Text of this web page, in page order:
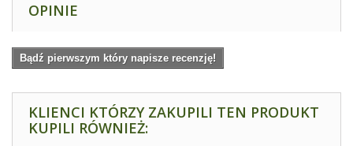
OPINIE
Bądź pierwszym który napisze recenzję!
KLIENCI KTÓRZY ZAKUPILI TEN PRODUKT
KUPILI RÓWNIEŻ: